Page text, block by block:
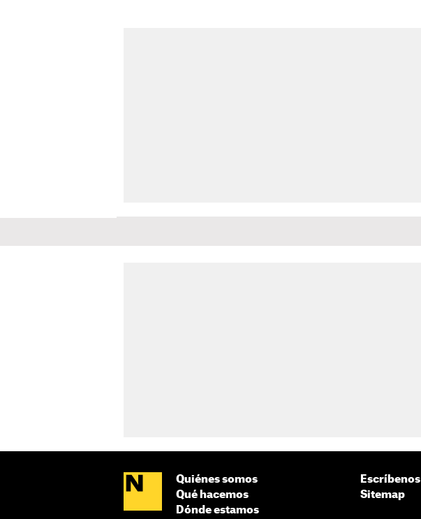
Quiénes somos
Qué hacemos
Dónde estamos
Escríbenos
Sitemap